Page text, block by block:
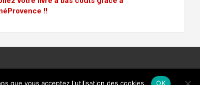
!!
que vous acceptez l'utilisation des cookies. OK